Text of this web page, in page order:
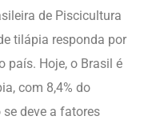
de Piscicultura
tilápia responda por
país. Hoje, o Brasil é
com 8,4% do
deve a fatores